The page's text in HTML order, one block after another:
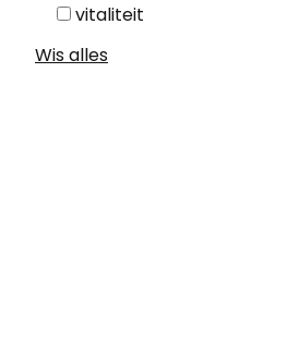
vitaliteit
Wis alles